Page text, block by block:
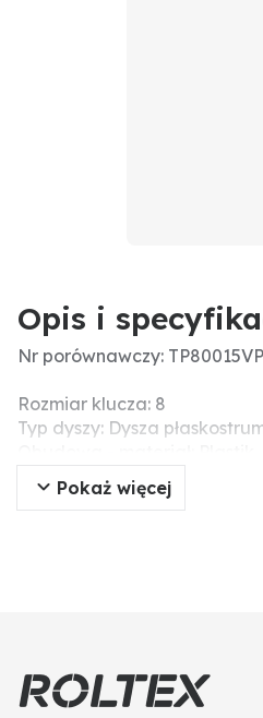
Opis i
Nr porównawczy: TP80015VP
Rozmiar klucza: 8
Typ dyszy: Dysza
Materiał końcówki: Plastik
Kolor ISO: tak
Pokaż więcej